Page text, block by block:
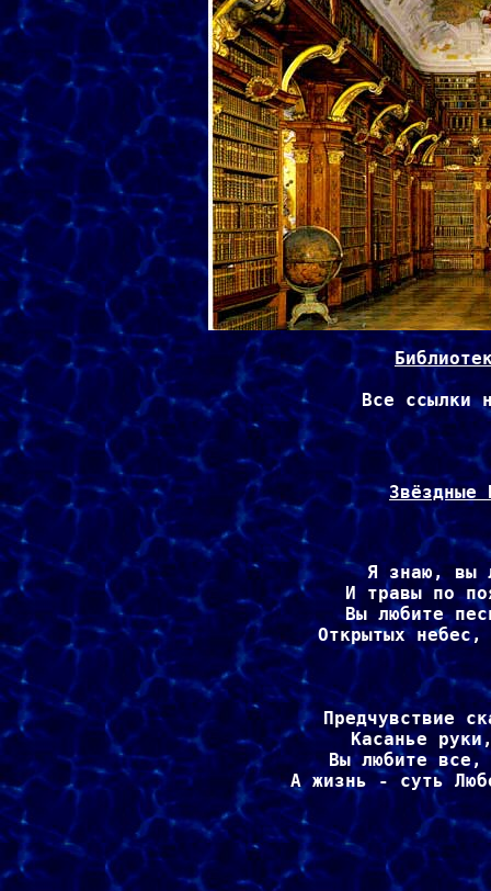
Все ссылки
Звёздные
Я знаю, вы
И травы по
Вы любите
Открытых
Предчувствие
Касанье
Вы любите все,
А жизнь - суть